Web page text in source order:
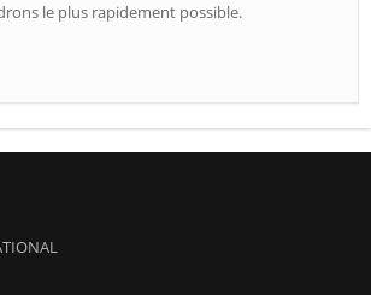
le plus rapidement possible.